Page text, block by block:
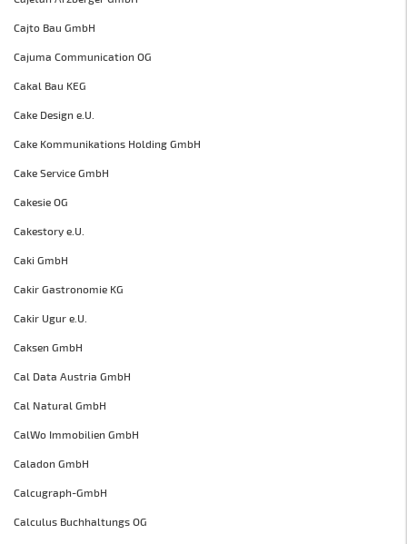
Cajto Bau GmbH
Cajuma Communication OG
Cakal Bau KEG
Cake Design e.U.
Cake Kommunikations Holding GmbH
Cake Service GmbH
Cakesie OG
Cakestory e.U.
Caki GmbH
Cakir Gastronomie KG
Cakir Ugur e.U.
Caksen GmbH
Cal Data Austria GmbH
Cal Natural GmbH
CalWo Immobilien GmbH
Caladon GmbH
Calcugraph-GmbH
Calculus Buchhaltungs OG